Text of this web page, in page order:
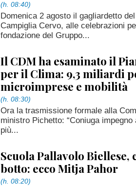
(h. 08:40)
Domenica 2 agosto il gagliardetto
Campiglia Cervo, alle celebrazioni
fondazione del Gruppo...
Il CDM ha esaminato il
per il Clima: 9,3 miliardi
microimprese e mobilità
(h. 08:30)
Ora la trasmissione formale alla
ministro Pichetto: “Coniuga
più...
Scuola Pallavolo Biellese,
botto: ecco Mitja Pahor
(h. 08:20)